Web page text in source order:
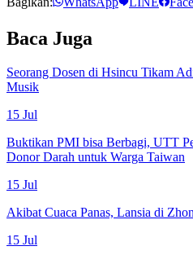
Baca Juga
Seorang Dosen di Hsincu Tikam
Musik
15 Jul
Buktikan PMI bisa Berbagi, UTT
Donor Darah untuk Warga Taiwan
15 Jul
Akibat Cuaca Panas, Lansia di
15 Jul